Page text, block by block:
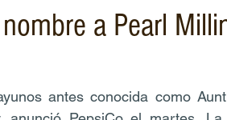
a Pearl
antes conocida como